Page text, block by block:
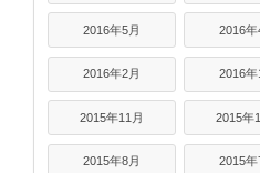
2016年5月 2016年
2016年2月 2016年
2015年11月 2015年
2015年8月 2015年